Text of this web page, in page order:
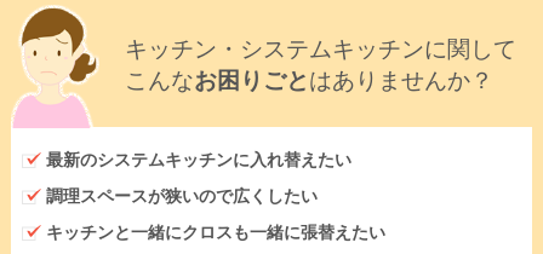
キッチン・システムキッチンに関して
こんなお困りごとはありませんか？
最新のシステムキッチンに入れ替えたい
調理スペースが狭いので広くしたい
キッチンと一緒にクロスも一緒に張替えたい